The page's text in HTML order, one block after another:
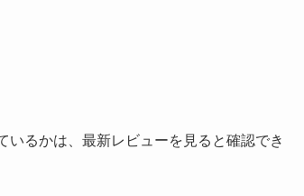
いるかは、最新レビューを見ると確認でき